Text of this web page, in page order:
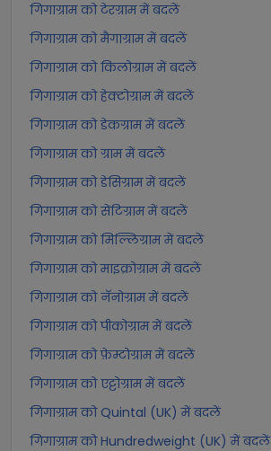
गिगाग्राम को टेरग्राम में बदलें
गिगाग्राम को मैगाग्राम में बदलें
गिगाग्राम को किलोग्राम में बदलें
गिगाग्राम को हेक्टोग्राम में बदलें
गिगाग्राम को डेकग्राम में बदलें
गिगाग्राम को ग्राम में बदलें
गिगाग्राम को डेसिग्राम में बदलें
गिगाग्राम को सेंटिग्राम में बदलें
गिगाग्राम को मिल्लिग्राम में बदलें
गिगाग्राम को माइक्रोग्राम में बदलें
गिगाग्राम को नॅनोग्राम में बदलें
गिगाग्राम को पीकोग्राम में बदलें
गिगाग्राम को फ़ेम्टोग्राम में बदलें
गिगाग्राम को एट्टोग्राम में बदलें
गिगाग्राम को Quintal (UK) में बदलें
गिगाग्राम को Hundredweight (UK) में बदलें